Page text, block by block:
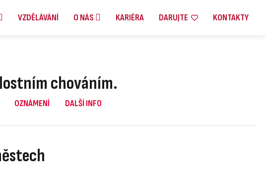
VZDĚLÁVÁNÍ O NÁS KARIÉRA DARUJTE KONTAKTY
chováním.
OZNÁMENÍ DALŠÍ INFO